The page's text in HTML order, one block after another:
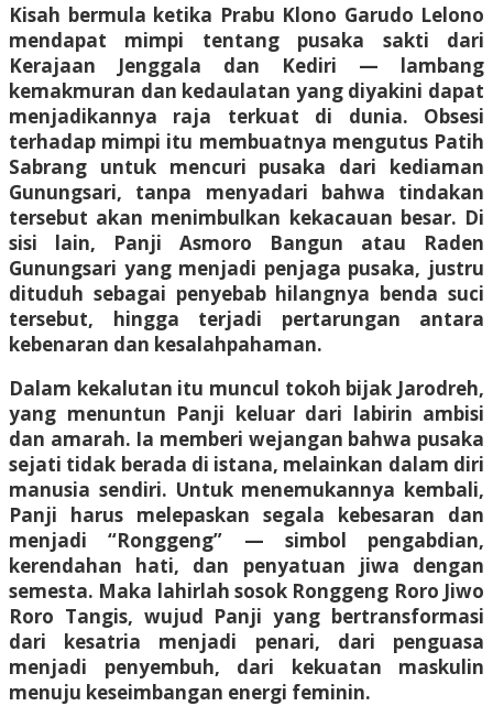
Kisah bermula ketika Prabu Klono Garudo Lelono
mendapat mimpi tentang pusaka sakti dari
Kerajaan Jenggala dan Kediri — lambang
kemakmuran dan kedaulatan yang diyakini dapat
menjadikannya raja terkuat di dunia. Obsesi
terhadap mimpi itu membuatnya mengutus Patih
Sabrang untuk mencuri pusaka dari kediaman
Gunungsari, tanpa menyadari bahwa tindakan
tersebut akan menimbulkan kekacauan besar. Di
sisi lain, Panji Asmoro Bangun atau Raden
Gunungsari yang menjadi penjaga pusaka, justru
dituduh sebagai penyebab hilangnya benda suci
tersebut, hingga terjadi pertarungan antara
kebenaran dan kesalahpahaman.
Dalam kekalutan itu muncul tokoh bijak Jarodreh,
yang menuntun Panji keluar dari labirin ambisi
dan amarah. Ia memberi wejangan bahwa pusaka
sejati tidak berada di istana, melainkan dalam diri
manusia sendiri. Untuk menemukannya kembali,
Panji harus melepaskan segala kebesaran dan
menjadi “Ronggeng” — simbol pengabdian,
kerendahan hati, dan penyatuan jiwa dengan
semesta. Maka lahirlah sosok Ronggeng Roro Jiwo
Roro Tangis, wujud Panji yang bertransformasi
dari kesatria menjadi penari, dari penguasa
menjadi penyembuh, dari kekuatan maskulin
menuju keseimbangan energi feminin.